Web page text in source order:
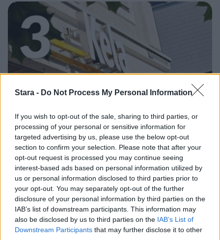
Stara - Do Not Process My Personal Information
If you wish to opt-out of the sale, sharing to third parties, or
processing of your personal or sensitive information for
targeted advertising by us, please use the below opt-out
section to confirm your selection. Please note that after your
opt-out request is processed you may continue seeing
interest-based ads based on personal information utilized by
us or personal information disclosed to third parties prior to
your opt-out. You may separately opt-out of the further
disclosure of your personal information by third parties on the
IAB’s list of downstream participants. This information may
also be disclosed by us to third parties on the IAB’s List of
Downstream Participants that may further disclose it to other
3
UUTISET
Kela voi leikata tukia
ulkomaanmatkan vuoksi
4